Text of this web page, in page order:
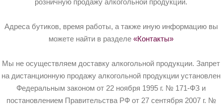
розничную продажу алкогольной продукции.
Адреса бутиков, время работы, а также иную информацию вы
можете найти в разделе «Контакты»
Мы не осуществляем доставку алкогольной продукции. Запрет
на дистанционную продажу алкогольной продукции установлен
Федеральным законом от 22 ноября 1995 г. № 171-ФЗ и
постановлением Правительства РФ от 27 сентября 2007 г. №